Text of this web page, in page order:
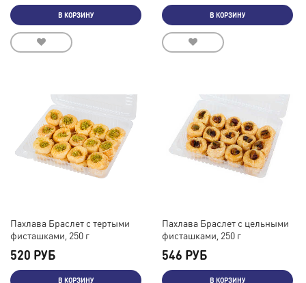
В КОРЗИНУ В КОРЗИНУ
Пахлава Браслет с тертыми
фисташками, 250 г
520 РУБ
В КОРЗИНУ
Пахлава Браслет с цельными
фисташками, 250 г
546 РУБ
В КОРЗИНУ